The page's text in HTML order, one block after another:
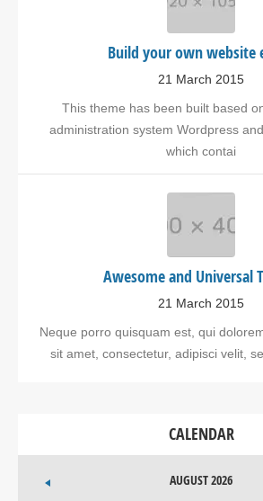
Build your own website
21 March 2015
This theme has been built based
administration system Wordpress
which contai
Awesome and Universal
21 March 2015
Neque porro quisquam est, qui
sit amet, consectetur, adipisci velit,
CALENDAR
AUGUST 2026